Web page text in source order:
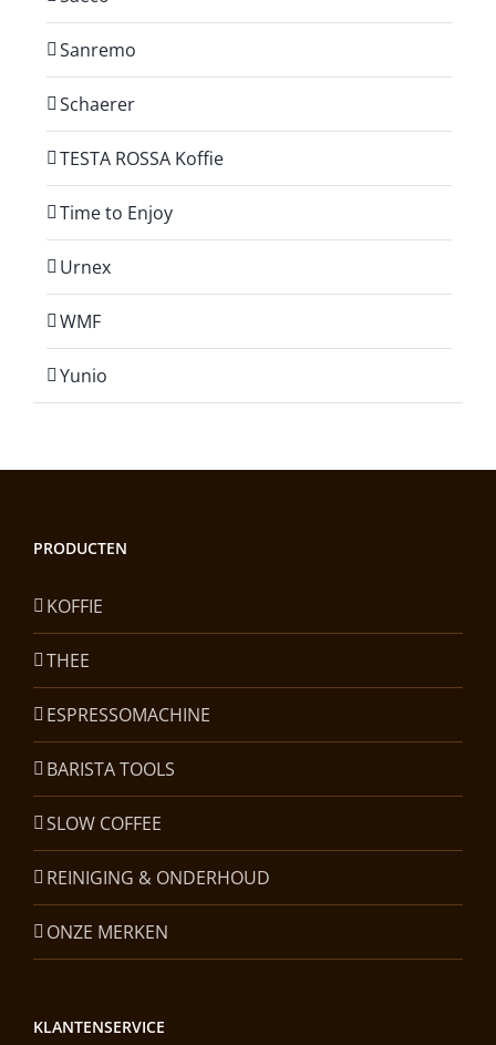
Sanremo
Schaerer
TESTA ROSSA Koffie
Time to Enjoy
Urnex
WMF
Yunio
PRODUCTEN
KOFFIE
THEE
ESPRESSOMACHINE
BARISTA TOOLS
SLOW COFFEE
REINIGING & ONDERHOUD
ONZE MERKEN
KLANTENSERVICE